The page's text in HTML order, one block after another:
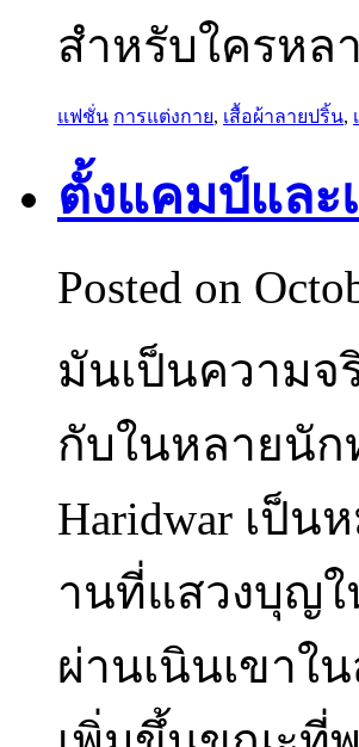
สำหรับใครหล
แฟชั่น การแต่งกาย, เสื้อผ้าลายปริ้น,
ตั้งแคมป์และ
Posted on
มันเป็นความจ
กับในหลายนัก
Haridwar เป็
านที่แสวงบุญใ
ผ่านเนินเขาใ